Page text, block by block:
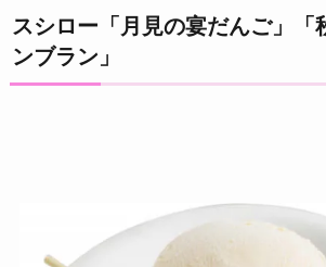
スシロー「月見の宴だんご」「
ンブラン」